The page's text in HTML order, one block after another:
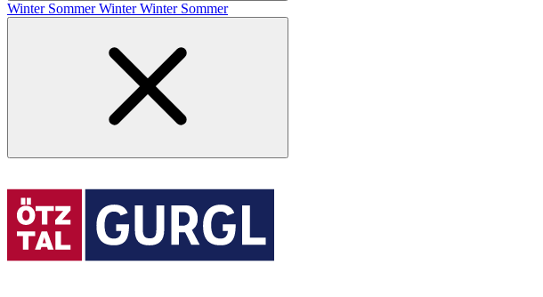
Winter Sommer Winter Winter Sommer